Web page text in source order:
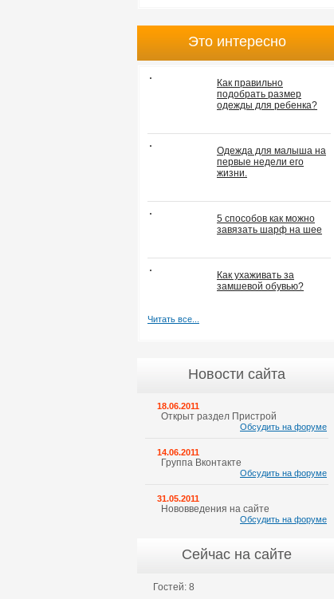
Это интересно
Как правильно
подобрать размер
одежды для ребенка?
Одежда для малыша на
первые недели его
жизни.
5 способов как можно
завязать шарф на шее
Как ухаживать за
замшевой обувью?
Читать все...
Новости сайта
18.06.2011
Открыт раздел Пристрой
Обсудить на форуме
14.06.2011
Группа Вконтакте
Обсудить на форуме
31.05.2011
Нововведения на сайте
Обсудить на форуме
Сейчас на сайте
Гостей: 8